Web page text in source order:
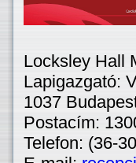
Locksley Hall
Lapigazgató:
1037
Postacím:
Telefon: (36-